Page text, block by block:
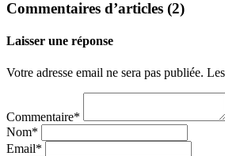
Commentaires d’articles (2)
Laisser une réponse
Votre adresse email ne sera pas publiée.
Commentaire*
Nom*
Email*